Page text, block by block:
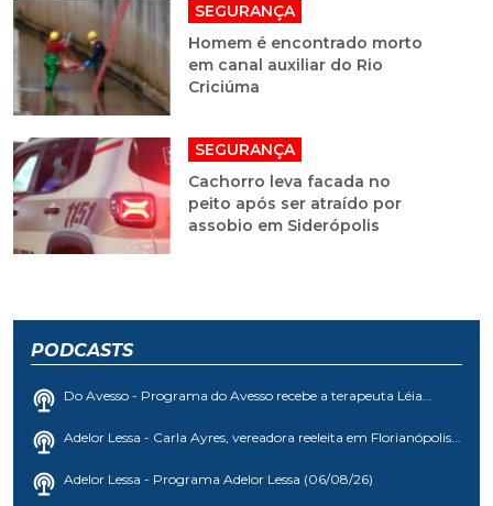
SEGURANÇA
Homem é encontrado morto
em canal auxiliar do Rio
Criciúma
SEGURANÇA
Cachorro leva facada no
peito após ser atraído por
assobio em Siderópolis
PODCASTS
Do Avesso - Programa do Avesso recebe a terapeuta Léia...
Adelor Lessa - Carla Ayres, vereadora reeleita em Florianópolis...
Adelor Lessa - Programa Adelor Lessa (06/08/26)